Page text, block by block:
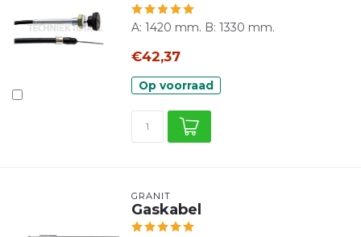
A: 1420 mm. B: 1330 mm.
€42,37
Op voorraad
GRANIT
Gaskabel